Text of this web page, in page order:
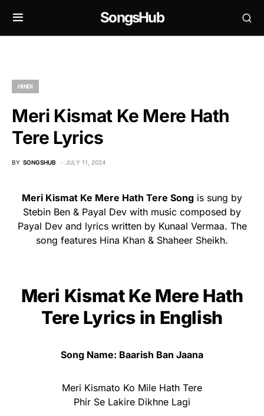
SongsHub
HINDI
Meri Kismat Ke Mere Hath
Tere Lyrics
BY SONGSHUB JULY 11, 2024
Meri Kismat Ke Mere Hath Tere Song is sung by
Stebin Ben & Payal Dev with music composed by
Payal Dev and lyrics written by Kunaal Vermaa. The
song features Hina Khan & Shaheer Sheikh.
Meri Kismat Ke Mere Hath
Tere Lyrics in English
Song Name: Baarish Ban Jaana
Meri Kismato Ko Mile Hath Tere
Phir Se Lakire Dikhne Lagi